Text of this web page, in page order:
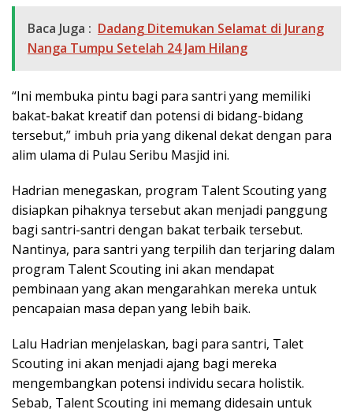
Baca Juga : Dadang Ditemukan Selamat di Jurang
Nanga Tumpu Setelah 24 Jam Hilang
“Ini membuka pintu bagi para santri yang memiliki
bakat-bakat kreatif dan potensi di bidang-bidang
tersebut,” imbuh pria yang dikenal dekat dengan para
alim ulama di Pulau Seribu Masjid ini.
Hadrian menegaskan, program Talent Scouting yang
disiapkan pihaknya tersebut akan menjadi panggung
bagi santri-santri dengan bakat terbaik tersebut.
Nantinya, para santri yang terpilih dan terjaring dalam
program Talent Scouting ini akan mendapat
pembinaan yang akan mengarahkan mereka untuk
pencapaian masa depan yang lebih baik.
Lalu Hadrian menjelaskan, bagi para santri, Talet
Scouting ini akan menjadi ajang bagi mereka
mengembangkan potensi individu secara holistik.
Sebab, Talent Scouting ini memang didesain untuk